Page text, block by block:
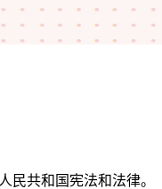
共和国宪法和法律。